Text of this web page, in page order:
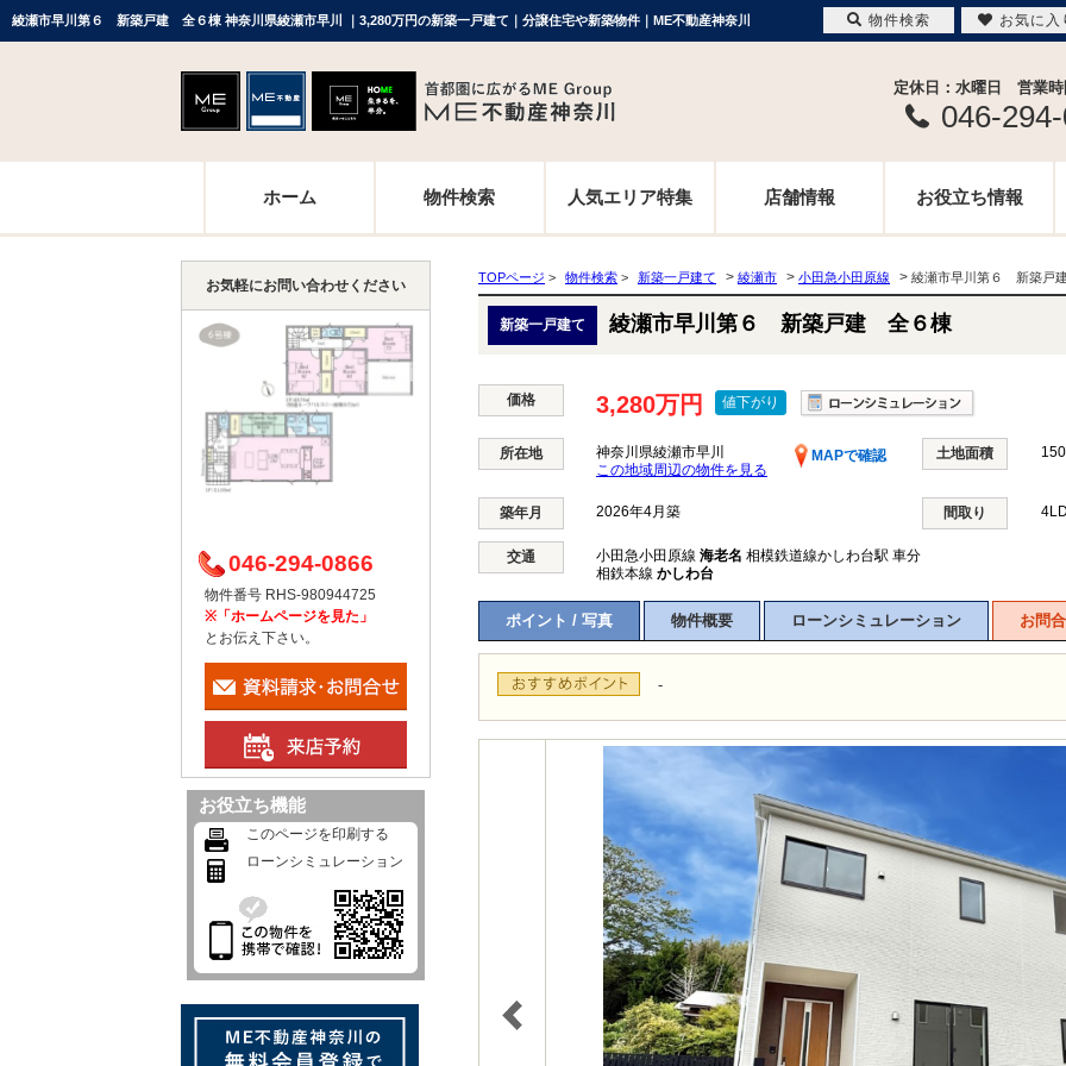
綾瀬市早川第６ 新築戸建 全６棟 神奈川県綾瀬市早川 ｜3,280万円の新築一戸建て｜分譲住宅や新築物件｜ME不動産神奈川
定休日：水曜日 営業
046-
ホーム 物件検索 人気エリア特集 店舗情報 お役立ち情報
TOPページ > 物件検索 > 新築一戸建て > 綾瀬市 > 小田急小田原線 > 綾瀬市早川第６ 新築戸
新築一戸建て 綾瀬市早川第６ 新築戸建 全６棟
価格 3,280万円 値下がり
所在地 神奈川県綾瀬市早川
MAPで確認
この地域周辺の物件を見る
土地面積
築年月 2026年4月築 間取り
交通 小田急小田原線 海老名 相模鉄道線かしわ台駅 車分
相鉄本線 かしわ台
ポイント / 写真 物件概要 ローンシミュレーション お問
-
お気軽にお問い合わせください
046-294-0866
物件番号 RHS-980944725
※「ホームページを見た」
とお伝え下さい。
お役立ち機能
このページを印刷する
ローンシミュレーション
物件検索 お気に入